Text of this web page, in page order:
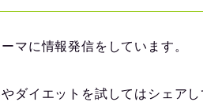
マに情報発信をしています。
ダイエットを試してはシェアし